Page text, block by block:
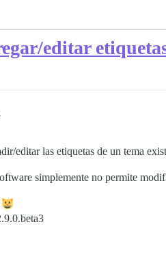
editar
editar las etiquetas de un tema
simplemente no permite